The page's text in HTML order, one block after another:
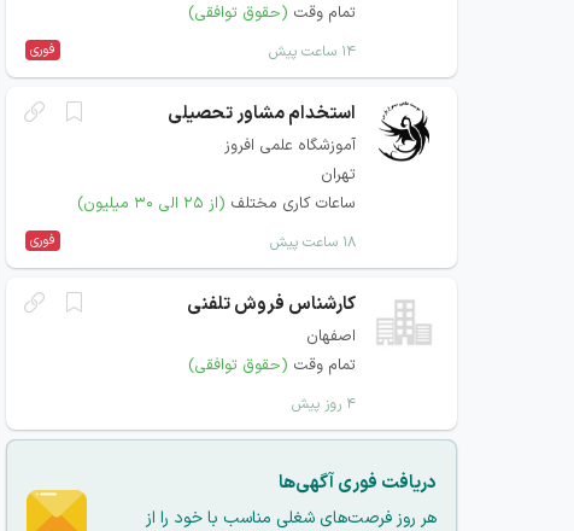
تمام وقت (حقوق توافقی)
۱۴ ساعت پیش فوری
استخدام مشاور تحصیلی
آموزشگاه علمی افروز
تهران
ساعات کاری مختلف (از ۲۵ الی ۳۰ میلیون)
۱۸ ساعت پیش فوری
کارشناس فروش تلفنی
اصفهان
تمام وقت (حقوق توافقی)
۴ روز پیش
دریافت فوری آگهی‌ها
هر روز فرصت‌های شغلی مناسب با خود را از